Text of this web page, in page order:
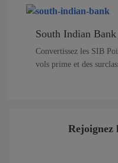
South Indian Bank
Convertissez les SIB
vols prime et des